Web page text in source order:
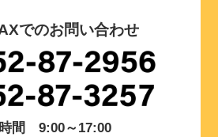
でのお問い合わせ
間 9:00～17:00